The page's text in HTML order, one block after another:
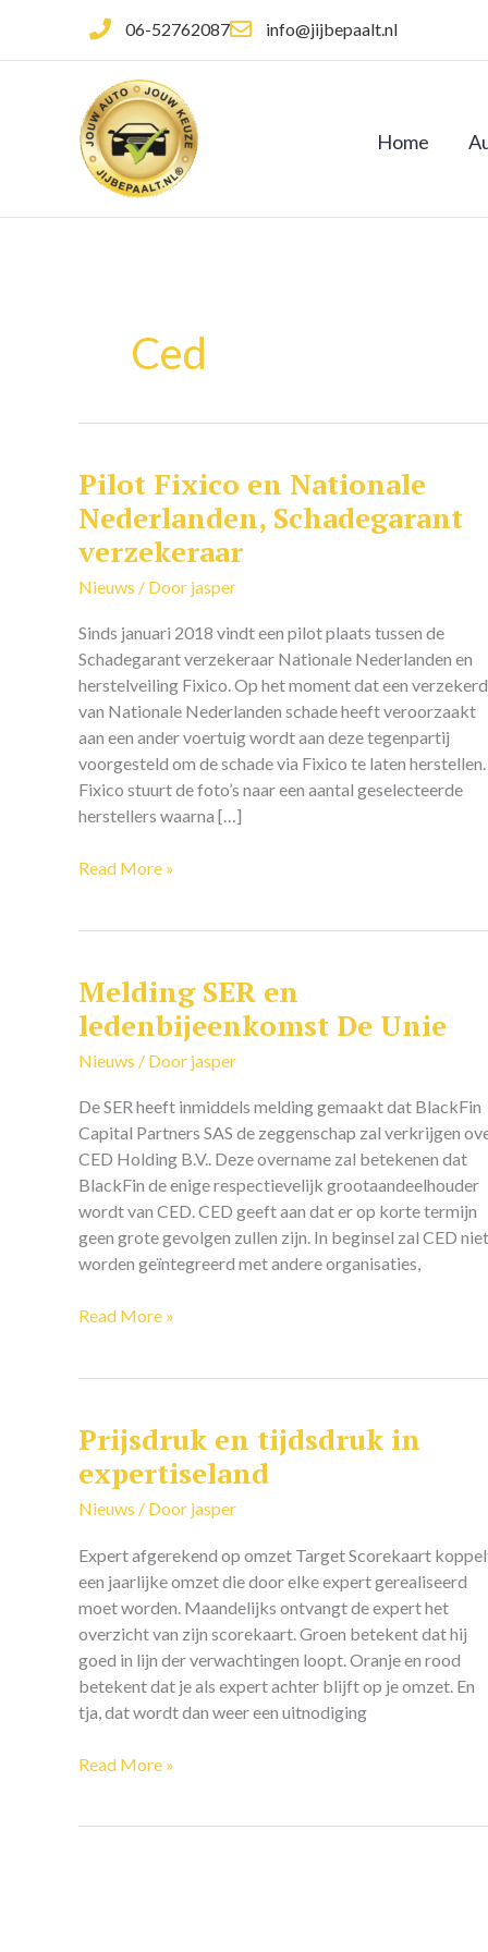
de
06-52762087 info@jijbepaalt.nl
Home
Ced
Pilot Fixico en Nationale
Nederlanden, Schadegarant
verzekeraar
Nieuws / Door jasper
Sinds januari 2018 vindt een pilot plaats tussen de
Schadegarant verzekeraar Nationale Nederlanden en
herstelveiling Fixico. Op het moment dat een
van Nationale Nederlanden schade heeft veroorzaakt
aan een ander voertuig wordt aan deze tegenpartij
voorgesteld om de schade via Fixico te laten herstellen.
Fixico stuurt de foto’s naar een aantal geselecteerde
herstellers waarna […]
Pilot
Fixico
en
Nationale
Nederlanden,
verzekeraar
Read More »
Melding SER en
ledenbijeenkomst De Unie
Nieuws / Door jasper
De SER heeft inmiddels melding gemaakt dat BlackFin
Capital Partners SAS de zeggenschap zal verkrijgen
CED Holding B.V.. Deze overname zal betekenen dat
BlackFin de enige respectievelijk grootaandeelhouder
wordt van CED. CED geeft aan dat er op korte termijn
geen grote gevolgen zullen zijn. In beginsel zal CED niet
worden geïntegreerd met andere organisaties,
Melding
SER
en
ledenbijeenkomst
Unie
Read More »
Prijsdruk en tijdsdruk in
expertiseland
Nieuws / Door jasper
Expert afgerekend op omzet Target Scorekaart
een jaarlijke omzet die door elke expert gerealiseerd
moet worden. Maandelijks ontvangt de expert het
overzicht van zijn scorekaart. Groen betekent dat hij
goed in lijn der verwachtingen loopt. Oranje en rood
betekent dat je als expert achter blijft op je omzet. En
tja, dat wordt dan weer een uitnodiging
Prijsdruk
tijdsdruk
in
Read More »